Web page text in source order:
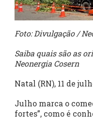
Foto: Divulgação /
Saiba quais são as
Neonergia Cosern
Natal (RN), 11 de
Julho marca o
fortes”, como é